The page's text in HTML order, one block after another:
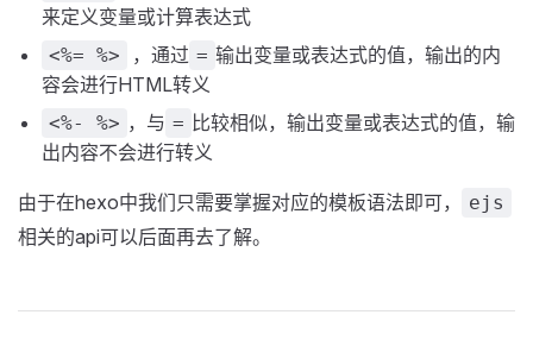
来定义变量或计算表达式
<%= %> ，通过 = 输出变量或表达式的值，输出的内
容会进行HTML转义
<%- %> ，与 = 比较相似，输出变量或表达式的值，输
出内容不会进行转义
由于在hexo中我们只需要掌握对应的模板语法即可， ejs
相关的api可以后面再去了解。